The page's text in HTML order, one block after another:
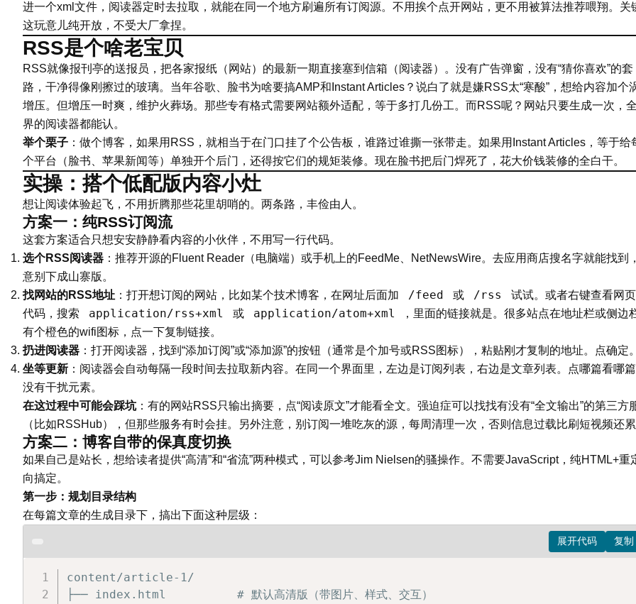
进一个xml文件，阅读器定时去拉取，就能在同一个地方刷遍所有订阅源。不用挨个点开网站，更不用被算法推荐喂翔。关
这玩意儿纯开放，不受大厂拿捏。
RSS是个啥老宝贝
RSS就像报刊亭的送报员，把各家报纸（网站）的最新一期直接塞到信箱（阅读器）。没有广告弹窗，没有“猜你喜欢”的套
路，干净得像刚擦过的玻璃。当年谷歌、脸书为啥要搞AMP和Instant Articles？说白了就是嫌RSS太“寒酸”，想给内容加个
增压。但增压一时爽，维护火葬场。那些专有格式需要网站额外适配，等于多打几份工。而RSS呢？网站只要生成一次，
界的阅读器都能认。
举个栗子 ：做个博客，如果用RSS，就相当于在门口挂了个公告板，谁路过谁撕一张带走。如果用Instant Articles，等于给
个平台（脸书、苹果新闻等）单独开个后门，还得按它们的规矩装修。现在脸书把后门焊死了，花大价钱装修的全白干。
实操：搭个低配版内容小灶
想让阅读体验起飞，不用折腾那些花里胡哨的。两条路，丰俭由人。
方案一：纯RSS订阅流
这套方案适合只想安安静静看内容的小伙伴，不用写一行代码。
选个RSS阅读器 ：推荐开源的Fluent Reader（电脑端）或手机上的FeedMe、NetNewsWire。去应用商店搜名字就能找到
意别下成山寨版。
找网站的RSS地址 ：打开想订阅的网站，比如某个技术博客，在网址后面加 /feed 或 /rss
试试。或者右键查看网
代码，搜索
application/rss+xml 或 application/atom+xml
，里面的链接就是。很多站点在地址栏或侧边
有个橙色的wifi图标，点一下复制链接。
扔进阅读器 ：打开阅读器，找到“添加订阅”或“添加源”的按钮（通常是个加号或RSS图标），粘贴刚才复制的地址。点确定
坐等更新 ：阅读器会自动每隔一段时间去拉取新内容。在同一个界面里，左边是订阅列表，右边是文章列表。点哪篇看哪
没有干扰元素。
在这过程中可能会踩坑：有的网站RSS只输出摘要，点“阅读原文”才能看全文。强迫症可以找找有没有“全文输出”的第三方
（比如RSSHub），但那些服务有时会挂。另外注意，别订阅一堆吃灰的源，每周清理一次，否则信息过载比刷短视频还
方案二：博客自带的保真度切换
如果自己是站长，想给读者提供“高清”和“省流”两种模式，可以参考Jim Nielsen的骚操作。不需要JavaScript，纯HTML+重
向搞定。
第一步：规划目录结构
在每篇文章的生成目录下，搞出下面这种层级：
content/article-1/
├── index.html          # 默认高清版（带图片、样式、交互）